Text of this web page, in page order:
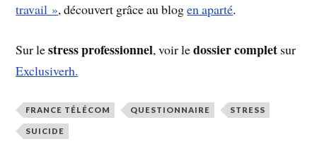
travail », découvert grâce au blogen aparté.
Sur lestress professionnel, voir ledossier complet sur
Exclusiverh.
FRANCE TÉLÉCOM QUESTIONNAIRE STRESS
SUICIDE